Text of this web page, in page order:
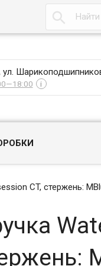

ул.
i
CT, стержень: